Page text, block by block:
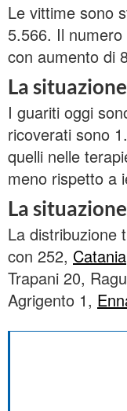
Le vittime sono
5.566. Il
con aumento di
La
I guariti oggi
ricoverati sono
quelli nelle
meno rispetto a
La
La distribuzione
con 252, Catania
Trapani 20,
Agrigento 1,